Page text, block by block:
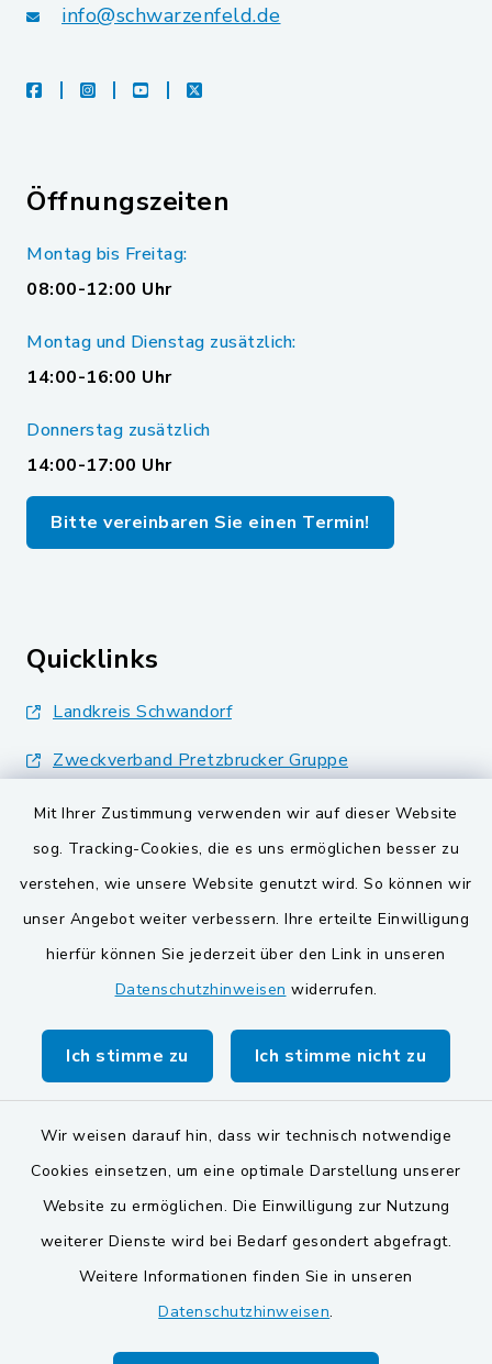
Mit Ihrer Zustimmung verwenden wir auf dieser Website
sog. Tracking-Cookies, die es uns ermöglichen besser zu
verstehen, wie unsere Website genutzt wird. So können wir
unser Angebot weiter verbessern. Ihre erteilte Einwilligung
hierfür können Sie jederzeit über den Link in unseren
Datenschutzhinweisen widerrufen.
Ich stimme zu Ich stimme nicht zu
Wir weisen darauf hin, dass wir technisch notwendige
Cookies einsetzen, um eine optimale Darstellung unserer
Website zu ermöglichen. Die Einwilligung zur Nutzung
weiterer Dienste wird bei Bedarf gesondert abgefragt.
Weitere Informationen finden Sie in unseren
Datenschutzhinweisen.
info@schwarzenfeld.de
facebookinstagramyoutubeX
Öffnungszeiten
Montag bis Freitag:
08:00-12:00 Uhr
Montag und Dienstag zusätzlich:
14:00-16:00 Uhr
Donnerstag zusätzlich
14:00-17:00 Uhr
Bitte vereinbaren Sie einen Termin!
Quicklinks
Landkreis Schwandorf
Zweckverband Pretzbrucker Gruppe
BayernPortal
Gemeinden der
Verwaltungsgemeinschaft
Gemeinde Schwarzach bei Nabburg
Markt Schwarzenfeld
Gemeinde Stulln
Barrierefreiheit